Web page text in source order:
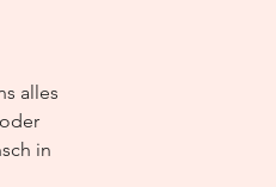
alles
in